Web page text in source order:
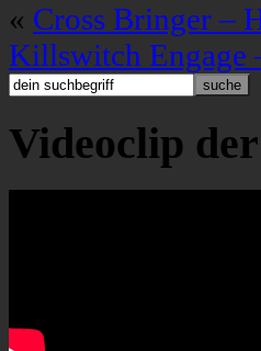
« Cross Bringer –
Killswitch Engage
Videoclip